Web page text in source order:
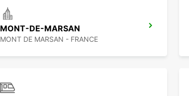
MONT-DE-MARSAN
MONT DE MARSAN - FRANCE